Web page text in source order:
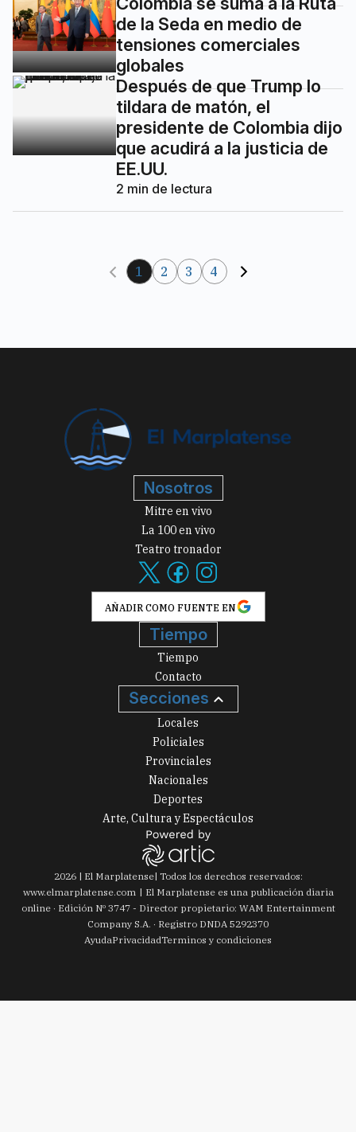
de la Seda en medio de
tensiones comerciales
globales
Después de que Trump lo
tildara de matón, el
presidente de Colombia dijo
que acudirá a la justicia de
EE.UU.
2 min de lectura
1 2 3 4
Nosotros
Mitre en vivo
La 100 en vivo
Teatro tronador
AÑADIR COMO FUENTE EN
Tiempo
Tiempo
Contacto
Secciones
Locales
Policiales
Provinciales
Nacionales
Deportes
Arte, Cultura y Espectáculos
2026| El Marplatense| Todos los derechos reservados:
www.elmarplatense.com
El Marplatense es una publicación diaria
online · Edición Nº 3747- Director propietario: WAM Entertainment
Company S.A. · Registro DNDA 5292370
AyudaPrivacidadTerminos y condiciones